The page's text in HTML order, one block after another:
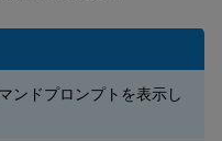
ンドプロンプトを表示し